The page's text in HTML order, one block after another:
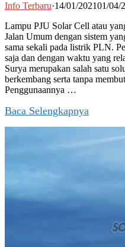
Info Terbaru·14/01/202101/04/
Lampu PJU Solar Cell atau
Jalan Umum dengan sistem
sama sekali pada listrik PLN.
saja dan dengan waktu yang
Surya merupakan salah satu
berkembang serta tanpa
Penggunaannya …
Baca Selengkapnya